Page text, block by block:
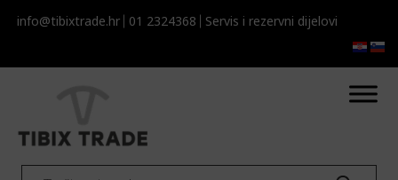
info@tibixtrade.hr 01 2324368 Servis i rezervni dijelovi​​